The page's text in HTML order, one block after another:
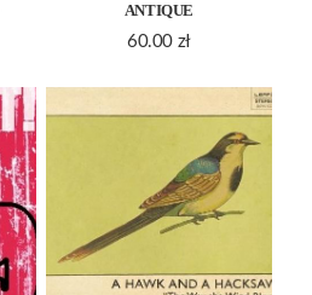
ANTIQUE
60.00 zł